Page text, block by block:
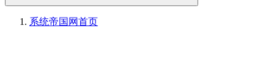
系统帝国网首页